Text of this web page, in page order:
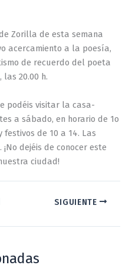
Zorilla de esta semana
acercamiento a la poesía,
de recuerdo del poeta
las 20.00 h.
podéis visitar la casa-
a sábado, en horario de 1o
festivos de 10 a 14. Las
dejéis de conocer este
ciudad!
SIGUIENTE